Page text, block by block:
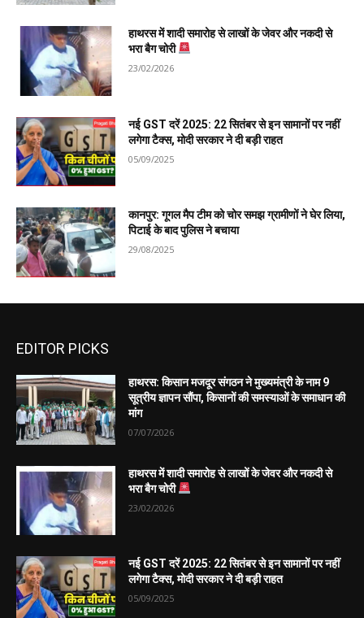
हाथरस में शादी समारोह से लाखों के जेवर और नकदी से
भरा बैग चोरी
23/02/2026
नई GST दरें 2025: 22 सितंबर से इन सामानों पर नहीं
लगेगा टैक्स, मोदी सरकार ने दी बड़ी राहत
05/09/2025
कानपुर: गूगल मैप टीम को चोर समझ ग्रामीणों ने घेर लिया,
पिटाई के बाद पुलिस ने बचाया
29/08/2025
EDITOR PICKS
हाथरस: किसान मजदूर संगठन ने मुख्यमंत्री के नाम 9
सूत्रीय ज्ञापन सौंपा, किसानों की समस्याओं के समाधान की
मांग
07/07/2026
हाथरस में शादी समारोह से लाखों के जेवर और नकदी से
भरा बैग चोरी
23/02/2026
नई GST दरें 2025: 22 सितंबर से इन सामानों पर नहीं
लगेगा टैक्स, मोदी सरकार ने दी बड़ी राहत
05/09/2025